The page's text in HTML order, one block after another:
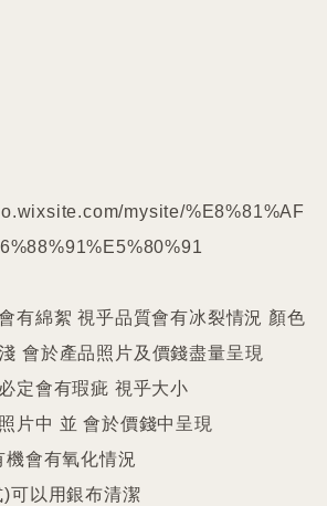
mysite/%E8%81%AF
有綿絮 視乎品質會有冰裂情況 顏色
會於產品照片及價錢盡量呈現
定會有瑕疵 視乎大小
片中 並 會於價錢中呈現
機會有氧化情況
可以用銀布清潔